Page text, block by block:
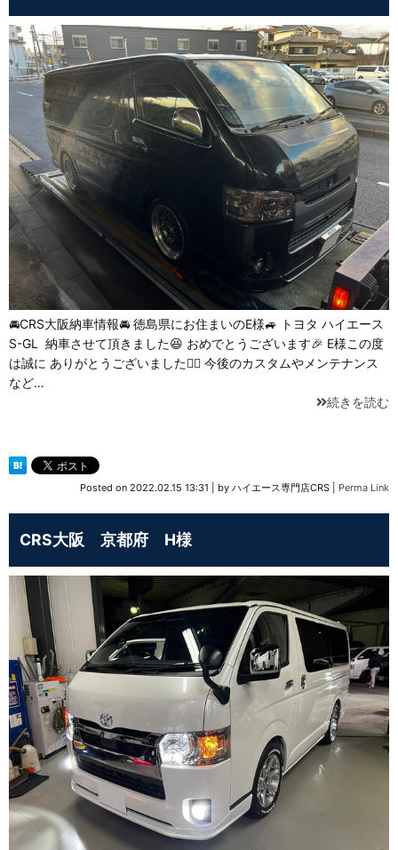
🚘CRS大阪納車情報🚘 徳島県にお住まいのE様🚙 トヨタ ハイエース⁡
S-GL 納車させて頂きました😆 おめでとうございます🎉 E様この度
は誠に ありがとうございました🙇‍♂️ 今後のカスタムやメンテナンス
など…
続きを読む
Posted on 2022.02.15 13:31 by ハイエース専門店CRS Perma Link
CRS大阪 京都府 H様